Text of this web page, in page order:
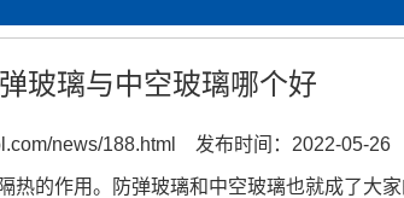
玻璃与中空玻璃哪个好
news/188.html 发布时间：2022-05-26
的作用。防弹玻璃和中空玻璃也就成了大